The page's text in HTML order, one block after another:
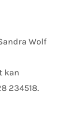
Wolf
kan
234518.